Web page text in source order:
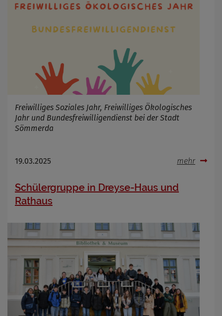
Freiwilliges Soziales Jahr, Freiwilliges Ökologisches
Jahr und Bundesfreiwilligendienst bei der Stadt
Sömmerda
19.03.2025 mehr
Schülergruppe in Dreyse-Haus und
Rathaus